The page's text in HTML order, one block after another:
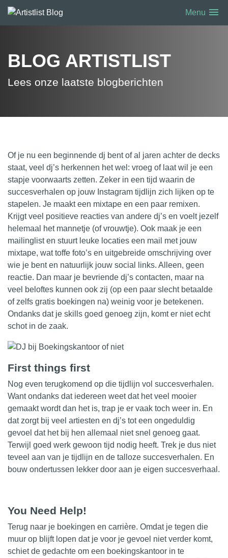
Menu menu
BLOG ARTISTLIST
Lees onze laatste blogberichten
Of je nu een beginnende dj bent of al jaren achter de decks
staat, veel dj’s herkennen het wel: vroeg of laat wil je een
stapje voorwaarts zetten. Zeker in een tijd waarin de
succesverhalen op jouw Instagram tijdlijn zich lijken op te
stapelen. Je maakt een mixtape en een paar remixen.
Krijgt veel positieve reacties van andere dj’s en voelt jezelf
helemaal het mannetje (of vrouwtje). Ook maak je een
mailinglist en stuurt leuke locaties een mail met jouw
mixtape, wat toffe foto’s en uitgebreide omschrijving over
wie je bent en natuurlijk jouw social links. Alleen, geen
reactie. Dan maar je bevriende dj’s contacten, maar na
veel beloftes kunnen ook zij (op een paar slecht betaalde
of zelfs gratis boekingen na) weinig voor je betekenen.
Ondanks dat je skills goed genoeg zijn, komt er niet echt
schot in de zaak.
First things first
Nog even terugkomend op die tijdlijn vol succesverhalen.
Want ondanks dat iedereen weet dat het veel mooier
gemaakt wordt dan het is, trap je er vaak toch weer in. En
dat zorgt bij veel artiesten en dj’s tot een ongeduldig
gevoel dat het bij hen allemaal niet snel genoeg gaat.
Terwijl goed werk gewoon tijd nodig heeft. Trek je dus niet
teveel aan van je tijdlijn en de talloze succesverhalen. En
bouw ondertussen lekker door aan je eigen succesverhaal.
You Need Help!
Terug naar je boekingen en carrière. Omdat je tegen die
muur op blijft lopen dat je voor je gevoel niet verder komt,
schiet de gedachte om een boekingskantoor in te